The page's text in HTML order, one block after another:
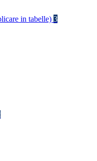
in tabelle) 3